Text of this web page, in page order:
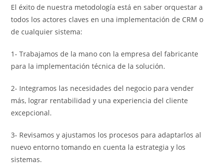
El éxito de nuestra metodología está en saber orquestar a
todos los actores claves en una implementación de CRM o
de cualquier sistema:
1- Trabajamos de la mano con la empresa del fabricante
para la implementación técnica de la solución.
2- Integramos las necesidades del negocio para vender
más, lograr rentabilidad y una experiencia del cliente
excepcional.
3- Revisamos y ajustamos los procesos para adaptarlos al
nuevo entorno tomando en cuenta la estrategia y los
sistemas.